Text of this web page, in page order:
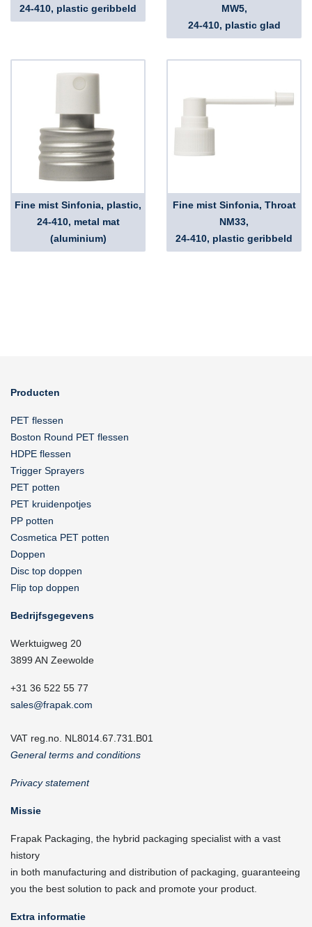
24-410, plastic geribbeld
MW5,
24-410, plastic glad
Fine mist Sinfonia, plastic,
24-410, metal mat
(aluminium)
Fine mist Sinfonia, Throat
NM33,
24-410, plastic geribbeld
Producten
PET flessen
Boston Round PET flessen
HDPE flessen
Trigger Sprayers
PET potten
PET kruidenpotjes
PP potten
Cosmetica PET potten
Doppen
Disc top doppen
Flip top doppen
Bedrijfsgegevens
Werktuigweg 20
3899 AN Zeewolde
+31 36 522 55 77
sales@frapak.com
VAT reg.no. NL8014.67.731.B01
General terms and conditions
Privacy statement
Missie
Frapak Packaging, the hybrid packaging specialist with a vast
history
in both manufacturing and distribution of packaging, guaranteeing
you the best solution to pack and promote your product.
Extra informatie